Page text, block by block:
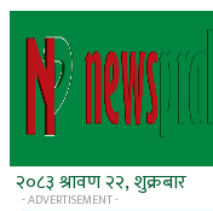
२०८३ श्रावण २२, शुक्रबार
- ADVERTISEMENT -